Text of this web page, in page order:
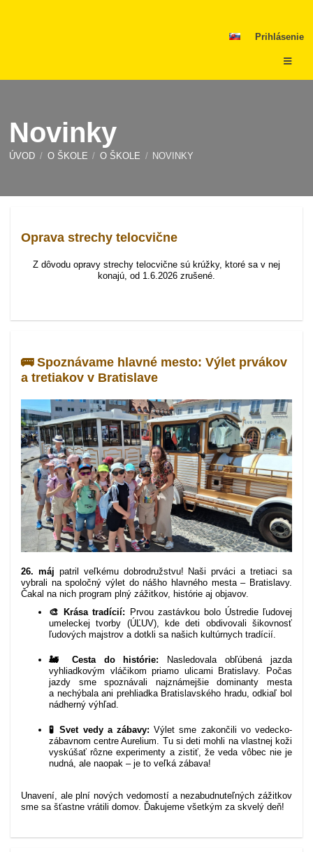
Prihlásenie
Novinky
ÚVOD / O ŠKOLE / O ŠKOLE / NOVINKY
Oprava strechy telocvične
Z dôvodu opravy strechy telocvične sú krúžky, ktoré sa v nej
konajú, od 1.6.2026 zrušené.
🚌 Spoznávame hlavné mesto: Výlet prvákov
a tretiakov v Bratislave
26. máj patril veľkému dobrodružstvu! Naši prváci a tretiaci sa
vybrali na spoločný výlet do nášho hlavného mesta – Bratislavy.
Čakal na nich program plný zážitkov, histórie aj objavov.
🎨 Krása tradícií: Prvou zastávkou bolo Ústredie ľudovej
umeleckej tvorby (ÚĽUV), kde deti obdivovali šikovnosť
ľudových majstrov a dotkli sa našich kultúrnych tradícií.
🚂 Cesta do histórie: Nasledovala obľúbená jazda
vyhliadkovým vláčikom priamo ulicami Bratislavy. Počas
jazdy sme spoznávali najznámejšie dominanty mesta
a nechýbala ani prehliadka Bratislavského hradu, odkiaľ bol
nádherný výhľad.
🧪 Svet vedy a zábavy: Výlet sme zakončili vo vedecko-
zábavnom centre Aurelium. Tu si deti mohli na vlastnej koži
vyskúšať rôzne experimenty a zistiť, že veda vôbec nie je
nudná, ale naopak – je to veľká zábava!
Unavení, ale plní nových vedomostí a nezabudnuteľných zážitkov
sme sa šťastne vrátili domov. Ďakujeme všetkým za skvelý deň!